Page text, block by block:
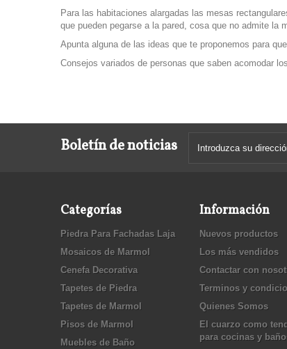
Para las habitaciones alargadas las mesas
que pueden pegarse a la pared, cosa que no admite la
Apunta alguna de las ideas que te proponemos para
Consejos variados de personas que saben acomodar
Boletín de noticias
Categorías
Piedra Para Fachadas Laja
Mosaicos de Marmol
Cenefa Decorativa
Tapetes de Piedra
Tapetes de Marmol
Pisos de Marmol
Muebles de Baño
Información
Nuevos productos
Los más vendidos
Contactar con
Terminos y
Quienes Somos
El cuarzo como
para cocinas y